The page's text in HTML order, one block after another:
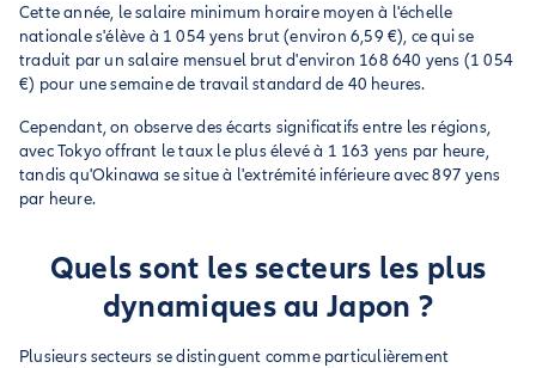
Cette année, le salaire minimum horaire moyen à l'échelle
nationale s'élève à 1 054 yens brut (environ 6,59 €), ce qui se
traduit par un salaire mensuel brut d'environ 168 640 yens (1 054
€) pour une semaine de travail standard de 40 heures.
Cependant, on observe des écarts significatifs entre les régions,
avec Tokyo offrant le taux le plus élevé à 1 163 yens par heure,
tandis qu'Okinawa se situe à l'extrémité inférieure avec 897 yens
par heure.
Quels sont les secteurs les plus
dynamiques au Japon ?
Plusieurs secteurs se distinguent comme particulièrement